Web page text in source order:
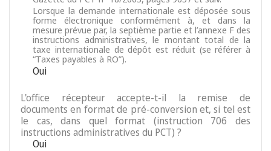
Lorsque la demande internationale est déposée sous
forme électronique conformément à, et dans la
mesure prévue par, la septième partie et l’annexe F des
instructions administratives, le montant total de la
taxe internationale de dépôt est réduit (se référer à
“Taxes payables à RO”).
Oui
L'office récepteur accepte-t-il la remise de
documents en format de pré-conversion et, si tel est
le cas, dans quel format (instruction 706 des
instructions administratives du PCT) ?
Oui